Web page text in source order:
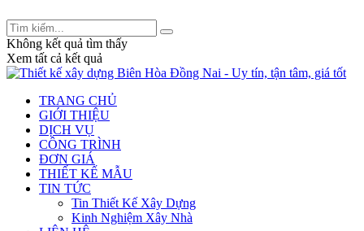
Không kết quả tìm thấy
Xem tất cả kết quả
TRANG CHỦ
GIỚI THIỆU
DỊCH VỤ
CÔNG TRÌNH
ĐƠN GIÁ
THIẾT KẾ MẪU
TIN TỨC
Tin Thiết Kế Xây Dựng
Kinh Nghiệm Xây Nhà